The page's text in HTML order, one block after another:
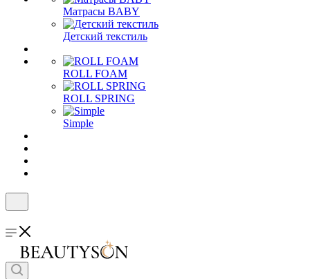
Матрасы BABY
Детский текстиль
ROLL FOAM
ROLL SPRING
Simple